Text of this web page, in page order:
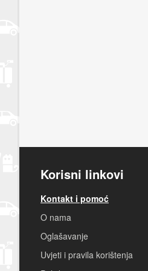
Korisni linkovi
Kontakt i pomoć
O nama
Oglašavanje
Uvjeti i pravila korištenja